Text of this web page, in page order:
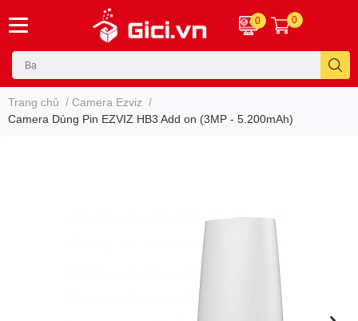
0 0
Trang chủ / Camera Ezviz /
Camera Dùng Pin EZVIZ HB3 Add on (3MP - 5.200mAh)